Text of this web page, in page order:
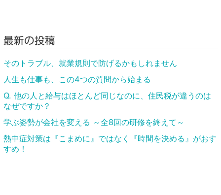
最新の投稿
そのトラブル、就業規則で防げるかもしれません
人生も仕事も、この4つの質問から始まる
Q. 他の人と給与はほとんど同じなのに、住民税が違うのは
なぜですか？
学ぶ姿勢が会社を変える ～全8回の研修を終えて～
熱中症対策は『こまめに』ではなく『時間を決める』がおす
すめ！